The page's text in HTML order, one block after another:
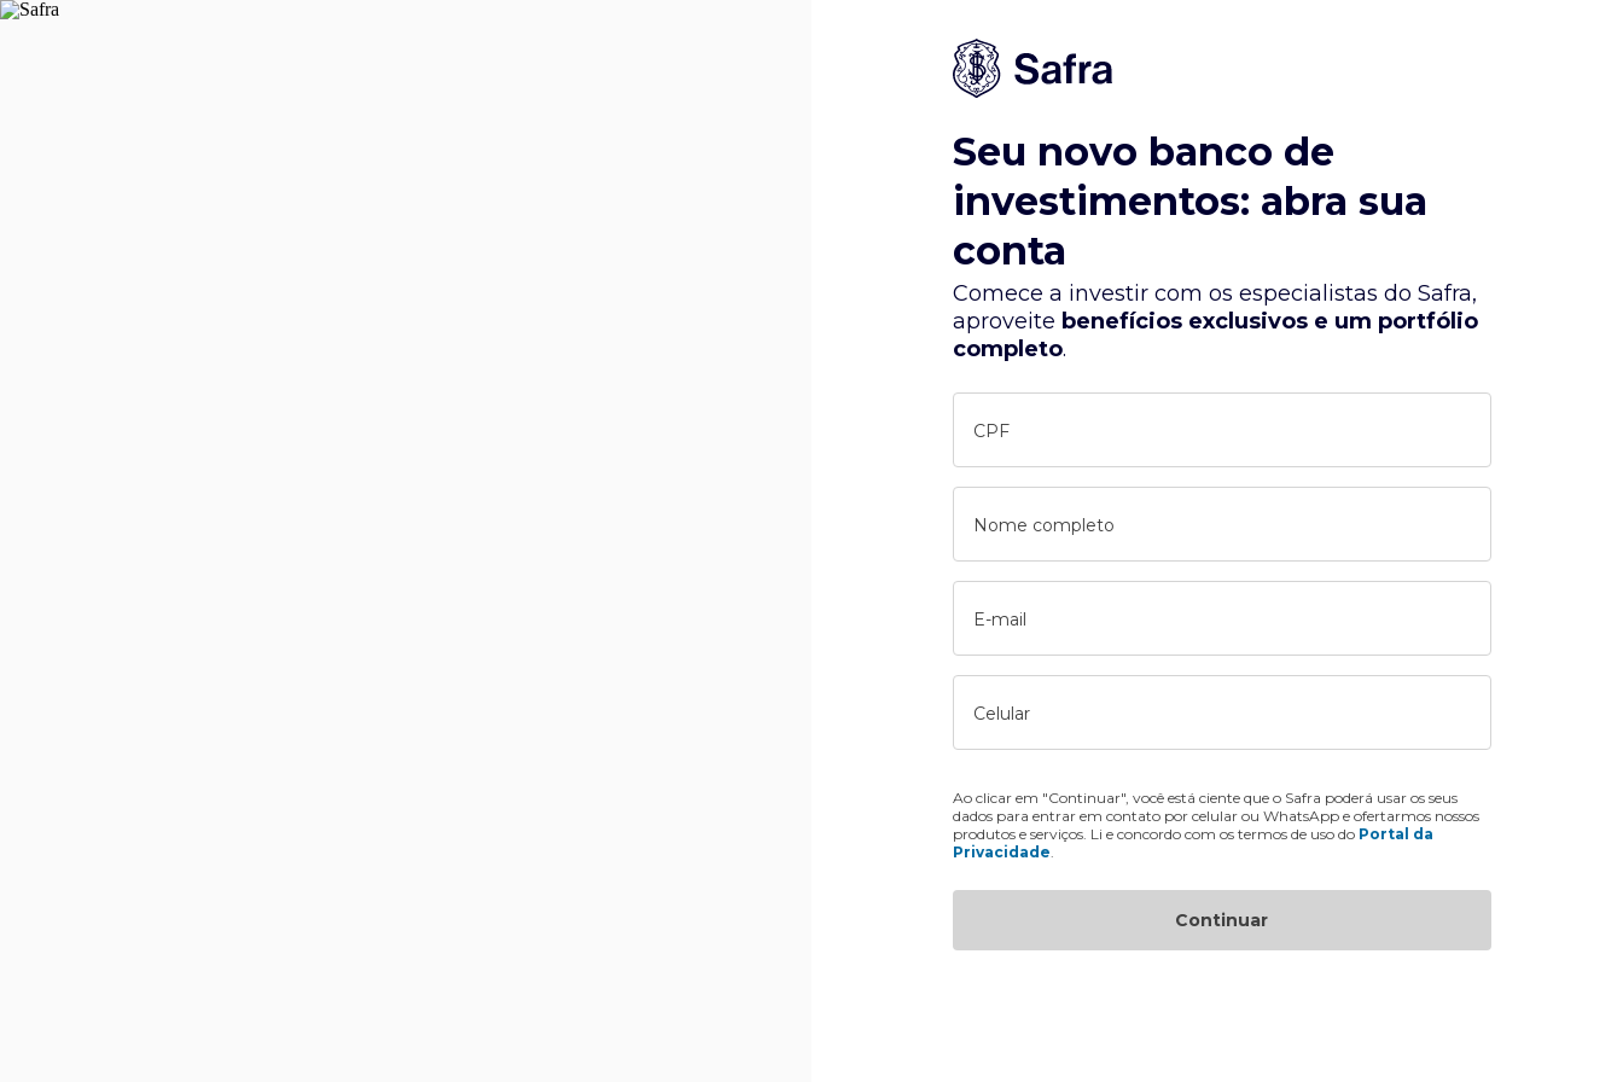
Seu novo banco de
investimentos: abra sua
conta
Comece a investir com os especialistas do Safra,
aproveite benefícios exclusivos e um portfólio
completo.
CPF
Nome completo
E-mail
Celular
Ao clicar em "Continuar", você está ciente que o Safra poderá usar os seus
dados para entrar em contato por celular ou WhatsApp e ofertarmos nossos
produtos e serviços. Li e concordo com os termos de uso do Portal da
Privacidade
Continuar